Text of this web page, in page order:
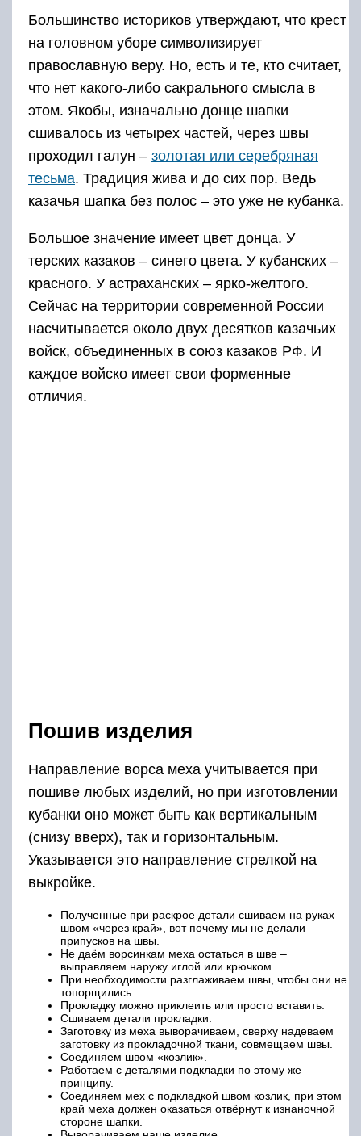
Большинство историков утверждают, что крест
на головном уборе символизирует
православную веру. Но, есть и те, кто считает,
что нет какого-либо сакрального смысла в
этом. Якобы, изначально донце шапки
сшивалось из четырех частей, через швы
проходил галун – золотая или серебряная
тесьма. Традиция жива и до сих пор. Ведь
казачья шапка без полос – это уже не кубанка.
Большое значение имеет цвет донца. У
терских казаков – синего цвета. У кубанских –
красного. У астраханских – ярко-желтого.
Сейчас на территории современной России
насчитывается около двух десятков казачьих
войск, объединенных в союз казаков РФ. И
каждое войско имеет свои форменные
отличия.
Пошив изделия
Направление ворса меха учитывается при
пошиве любых изделий, но при изготовлении
кубанки оно может быть как вертикальным
(снизу вверх), так и горизонтальным.
Указывается это направление стрелкой на
выкройке.
Полученные при раскрое детали сшиваем на руках
швом «через край», вот почему мы не делали
припусков на швы.
Не даём ворсинкам меха остаться в шве –
выправляем наружу иглой или крючком.
При необходимости разглаживаем швы, чтобы они не
топорщились.
Прокладку можно приклеить или просто вставить.
Сшиваем детали прокладки.
Заготовку из меха выворачиваем, сверху надеваем
заготовку из прокладочной ткани, совмещаем швы.
Соединяем швом «козлик».
Работаем с деталями подкладки по этому же
принципу.
Соединяем мех с подкладкой швом козлик, при этом
край меха должен оказаться отвёрнут к изнаночной
стороне шапки.